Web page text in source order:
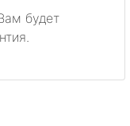
будет